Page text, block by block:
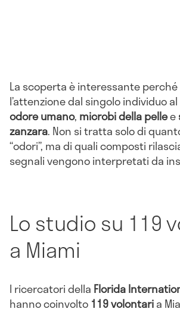
La scoperta è interessante
l’attenzione dal singolo individuo
odore umano, microbi della pellee
zanzara. Non si tratta solo di
“odori”, ma di quali composti
segnali vengono interpretati da
Lo studio su 119
a Miami
I ricercatori della Florida
hanno coinvolto 119 volontaria